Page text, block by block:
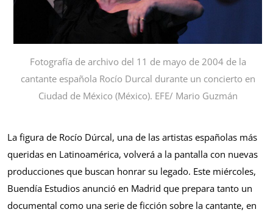
Fotografía de archivo del 11 de mayo de 2004 de la
cantante española Rocío Durcal durante un concierto en
Ciudad de México (México). EFE/ Mario Guzmán
La figura de Rocío Dúrcal, una de las artistas españolas más
queridas en Latinoamérica, volverá a la pantalla con nuevas
producciones que buscan honrar su legado. Este miércoles,
Buendía Estudios anunció en Madrid que prepara tanto un
documental como una serie de ficción sobre la cantante, en